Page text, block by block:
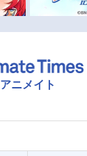
アニメイト